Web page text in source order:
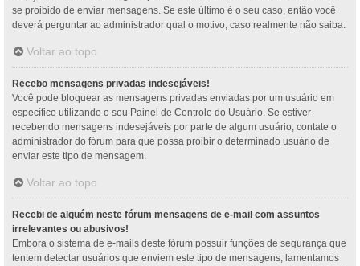
se proibido de enviar mensagens. Se este último é o seu caso, então você
deverá perguntar ao administrador qual o motivo, caso realmente não saiba.
Voltar ao topo
Recebo mensagens privadas indesejáveis!
Você pode bloquear as mensagens privadas enviadas por um usuário em
específico utilizando o seu Painel de Controle do Usuário. Se estiver
recebendo mensagens indesejáveis por parte de algum usuário, contate o
administrador do fórum para que possa proibir o determinado usuário de
enviar este tipo de mensagem.
Voltar ao topo
Recebi de alguém neste fórum mensagens de e-mail com assuntos
irrelevantes ou abusivos!
Embora o sistema de e-mails deste fórum possuir funções de segurança que
tentem detectar usuários que enviem este tipo de mensagens, lamentamos